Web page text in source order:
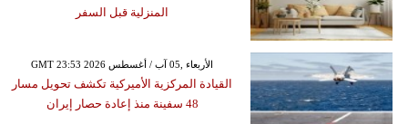
المنزلية قبل السفر
GMT 23:53 2026 الأربعاء ,05 آب / أغسطس
القيادة المركزية الأميركية تكشف تحويل مسار
48 سفينة منذ إعادة حصار إيران